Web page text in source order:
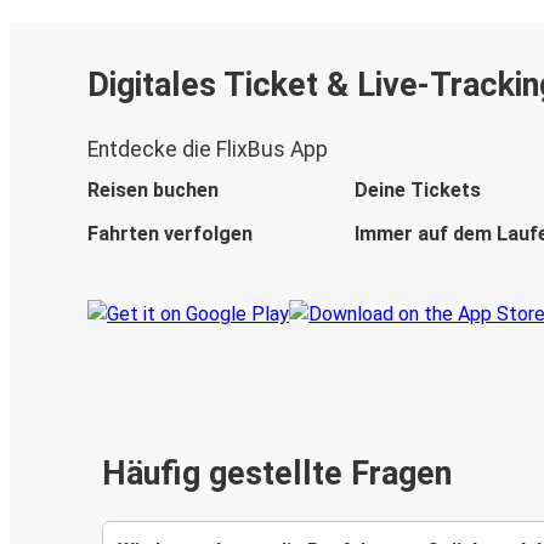
Digitales Ticket & Live-
Entdecke die FlixBus App
Reisen buchen
Deine Tickets
Fahrten verfolgen
Immer auf dem
Häufig gestellte Fragen